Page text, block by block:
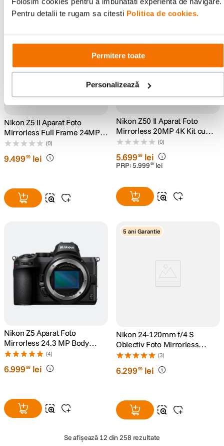
Pentru detalii te rugam sa citesti Politica de cookies.
Permitere toate
Personalizează
Nikon Z5 II Aparat Foto
Mirrorless Full Frame 24MP
Video 4K Body
(0)
9.49999 lei
Nikon Z50 II Aparat Foto
Mirrorless 20MP 4K Kit cu
Obiectiv 16-50mm
(0)
5.69999 lei
PRP:5.999 99 lei
Nikon Z5 Aparat Foto
Mirrorless 24.3 MP Body
Negru
(4)
6.99999 lei
5 ani Garantie
Nikon 24-120mm f/4 S
Obiectiv Foto Mirrorless
Montura Z
(3)
6.29999 lei
Se afișează 12 din 258 rezultate